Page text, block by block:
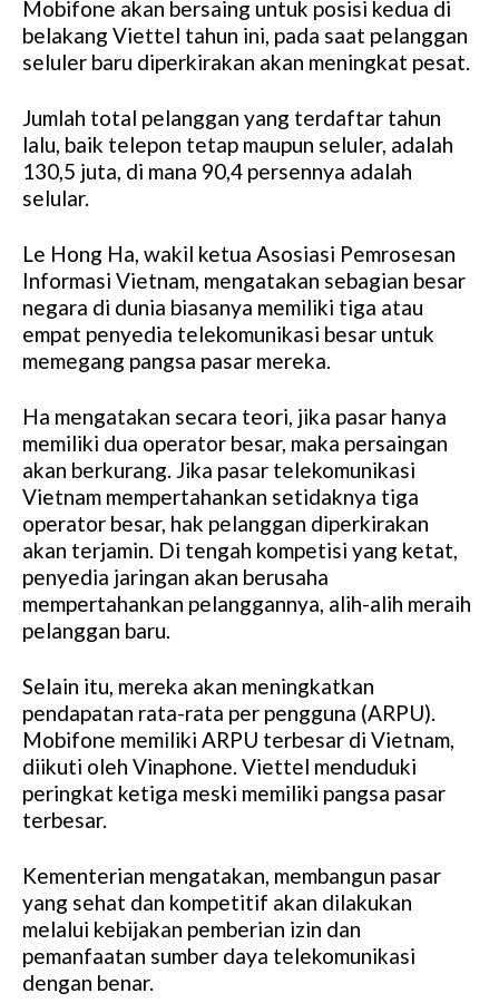
Mobifone akan bersaing untuk posisi kedua di
belakang Viettel tahun ini, pada saat pelanggan
seluler baru diperkirakan akan meningkat pesat.
Jumlah total pelanggan yang terdaftar tahun
lalu, baik telepon tetap maupun seluler, adalah
130,5 juta, di mana 90,4 persennya adalah
selular.
Le Hong Ha, wakil ketua Asosiasi Pemrosesan
Informasi Vietnam, mengatakan sebagian besar
negara di dunia biasanya memiliki tiga atau
empat penyedia telekomunikasi besar untuk
memegang pangsa pasar mereka.
Ha mengatakan secara teori, jika pasar hanya
memiliki dua operator besar, maka persaingan
akan berkurang. Jika pasar telekomunikasi
Vietnam mempertahankan setidaknya tiga
operator besar, hak pelanggan diperkirakan
akan terjamin. Di tengah kompetisi yang ketat,
penyedia jaringan akan berusaha
mempertahankan pelanggannya, alih-alih meraih
pelanggan baru.
Selain itu, mereka akan meningkatkan
pendapatan rata-rata per pengguna (ARPU).
Mobifone memiliki ARPU terbesar di Vietnam,
diikuti oleh Vinaphone. Viettel menduduki
peringkat ketiga meski memiliki pangsa pasar
terbesar.
Kementerian mengatakan, membangun pasar
yang sehat dan kompetitif akan dilakukan
melalui kebijakan pemberian izin dan
pemanfaatan sumber daya telekomunikasi
dengan benar.